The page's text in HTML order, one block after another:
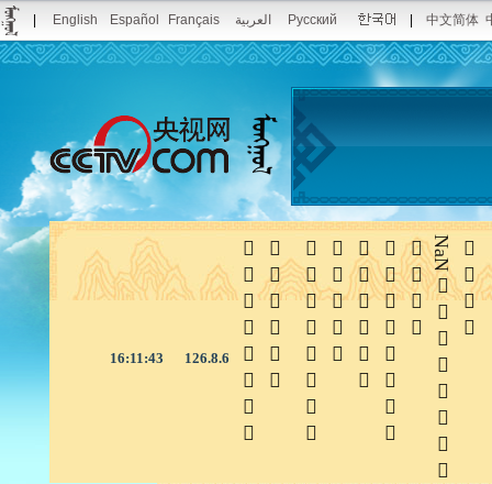
English Español Français العربية Pусский 中文简体
16:11:44 126.8.6 
 
NaN




